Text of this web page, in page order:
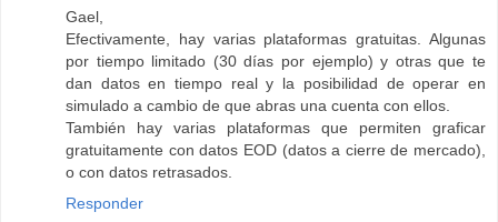
Gael,
Efectivamente, hay varias plataformas gratuitas. Algunas
por tiempo limitado (30 días por ejemplo) y otras que te
dan datos en tiempo real y la posibilidad de operar en
simulado a cambio de que abras una cuenta con ellos.
También hay varias plataformas que permiten graficar
gratuitamente con datos EOD (datos a cierre de mercado),
o con datos retrasados.
Responder